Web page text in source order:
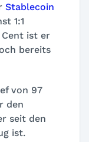
Stablecoin
1:1
ist er
bereits
von 97
den
seit den
ist.